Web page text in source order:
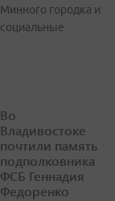
Минного городка и
социальные
Во
Владивостоке
почтили память
подполковника
ФСБ Геннадия
Федоренко